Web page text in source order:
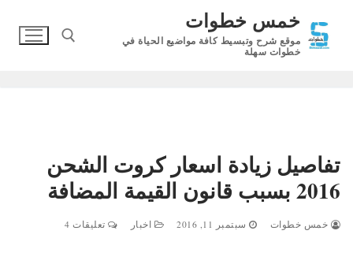
المحتوى
خمس خطوات
موقع شرح وتبسيط كافة مواضيع الحياة في
خطوات سهلة
تفاصيل زيادة اسعار كروت الشحن
2016 بسبب قانون القيمة المضافة
خمس خطوات سبتمبر 11, 2016 اخبار تعليقات 4